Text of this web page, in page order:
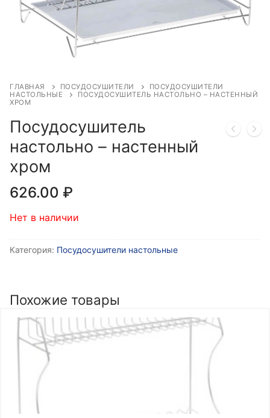
ГЛАВНАЯ ПОСУДОСУШИТЕЛИ
ПОСУДОСУШИТЕЛИ
НАСТОЛЬНЫЕ
ПОСУДОСУШИТЕЛЬ НАСТОЛЬНО – НАСТЕННЫЙ
ХРОМ
Посудосушитель
настольно – настенный
хром
626.00 ₽
Нет в наличии
Категория: Посудосушители настольные
Похожие товары